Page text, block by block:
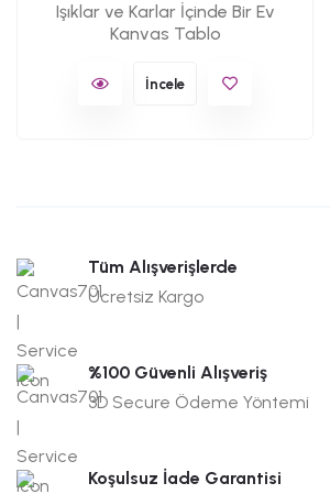
Işıklar ve Karlar İçinde Bir Ev
Kanvas Tablo
İncele
Tüm Alışverişlerde
Ücretsiz Kargo
%100 Güvenli Alışveriş
3D Secure Ödeme Yöntemi
Koşulsuz İade Garantisi